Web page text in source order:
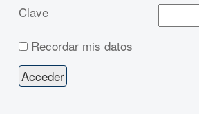
Clave
Recordar mis datos